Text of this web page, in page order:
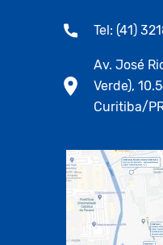
Tel: (41)
Av. José
Verde),
Curitiba/